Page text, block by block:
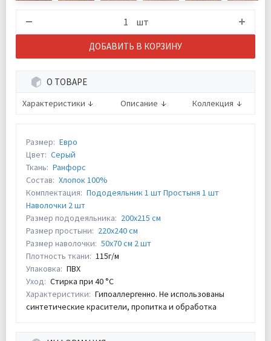
шт
ДОБАВИТЬ В КОРЗИНУ
О ТОВАРЕ
Характеристики Описание Коллекция
Размер: Евро
Цвет: Серый
Ткань: Ранфорс
Состав: Хлопок 100%
Комплектация: Пододеяльник 1 шт Простыня 1 шт
Наволочки 2 шт
Размер пододеяльника: 200х215 см
Размер простыни: 220х240 см
Размер наволочки: 50х70 см 2 шт
Плотность ткани: 115г/м
Упаковка: ПВХ
Уход: Стирка при 40 °С
Характеристики: Гипоаллергенно. Не использованы
синтетические красители, пропитка и обработка